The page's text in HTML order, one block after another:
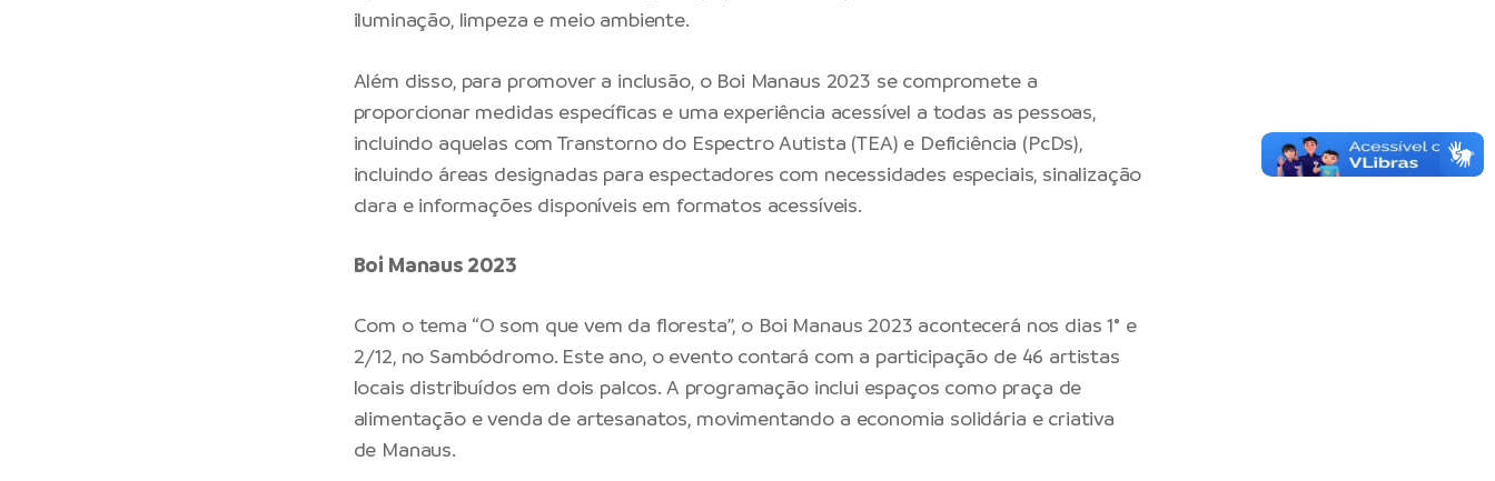
iluminação, limpeza e meio ambiente.
Além disso, para promover a inclusão, o Boi Manaus 2023 se compromete a
proporcionar medidas específicas e uma experiência acessível a todas as pessoas,
incluindo aquelas com Transtorno do Espectro Autista (TEA) e Deficiência (PcDs),
incluindo áreas designadas para espectadores com necessidades especiais, sinalização
clara e informações disponíveis em formatos acessíveis.
Boi Manaus 2023
Com o tema “O som que vem da floresta”, o Boi Manaus 2023 acontecerá nos dias 1° e
2/12, no Sambódromo. Este ano, o evento contará com a participação de 46 artistas
locais distribuídos em dois palcos. A programação inclui espaços como praça de
alimentação e venda de artesanatos, movimentando a economia solidária e criativa
de Manaus.